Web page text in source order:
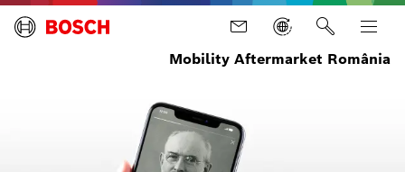
Mobility Aftermarket România